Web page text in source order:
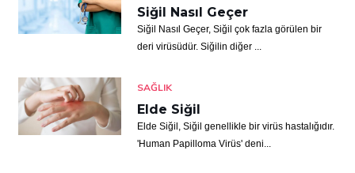
Siğil Nasıl Geçer
Siğil Nasıl Geçer, Siğil çok fazla görülen bir
deri virüsüdür. Siğilin diğer ...
SAĞLIK
Elde Siğil
Elde Siğil, Siğil genellikle bir virüs hastalığıdır.
'Human Papilloma Virüs' deni...